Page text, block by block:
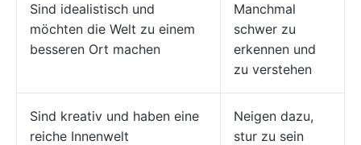
Sind idealistisch und
möchten die Welt zu einem
besseren Ort machen
Manchmal
schwer zu
erkennen und
zu verstehen
Sind kreativ und haben eine
reiche Innenwelt
Neigen dazu,
stur zu sein